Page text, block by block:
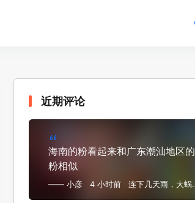
近期评论
海南的粉看起来和广东潮汕地区的
粉相似
—— 小彦 4 小时前